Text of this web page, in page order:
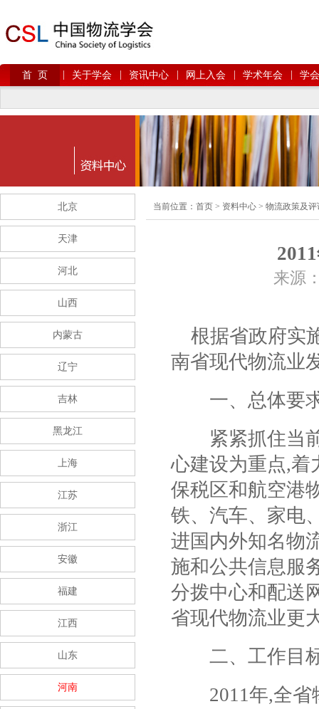
首 页 关于学会 资讯中心 网上入会 学术年会 学
北京
天津
河北
山西
内蒙古
辽宁
吉林
黑龙江
上海
江苏
浙江
安徽
福建
江西
山东
河南
当前位置： 首页 > 资料中心 > 物流政策及评
来源
根据省政府实
南省现代物流业
一、总体要
紧紧抓住当前
心建设为重点,着
保税区和航空港
铁、汽车、家电
进国内外知名物
施和公共信息服
分拨中心和配送
省现代物流业更
二、工作目
2011年,全省